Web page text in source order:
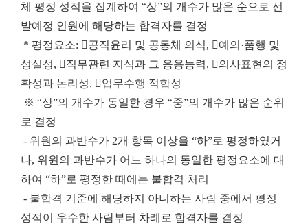
체 평정 성적을 집계하여 “상”의 개수가 많은 순으로 선
발예정 인원에 해당하는 합격자를 결정
* 평정요소: 공직윤리 및 공동체 의식, 예의·품행 및
성실성, 직무관련 지식과 그 응용능력, 의사표현의 정
확성과 논리성, 업무수행 적합성
※ “상”의 개수가 동일한 경우 “중”의 개수가 많은 순위
로 결정
- 위원의 과반수가 2개 항목 이상을 “하”로 평정하였거
나, 위원의 과반수가 어느 하나의 동일한 평정요소에 대
하여 “하”로 평정한 때에는 불합격 처리
- 불합격 기준에 해당하지 아니하는 사람 중에서 평정
성적이 우수한 사람부터 차례로 합격자를 결정